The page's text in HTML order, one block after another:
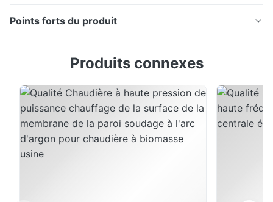
Points forts du produit
de mur de l'eau de chaudière de centrale pour le
écoulement tournant à grande vitesse (d'air) est établi
dans un conteneur cylindrique ou conique appelé un
cyclone. Circulations d'air dans un modèle ...
Produits connexes